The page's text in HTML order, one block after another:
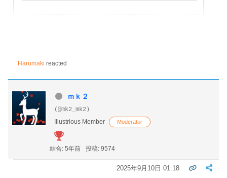
Harumaki reacted
ｍｋ２
(@mk2_mk2)
Illustrious Member
Moderator
結合: 5年前 投稿: 9574
2025年9月10日 01:18